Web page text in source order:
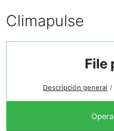
Climapulse
File
Descripción general